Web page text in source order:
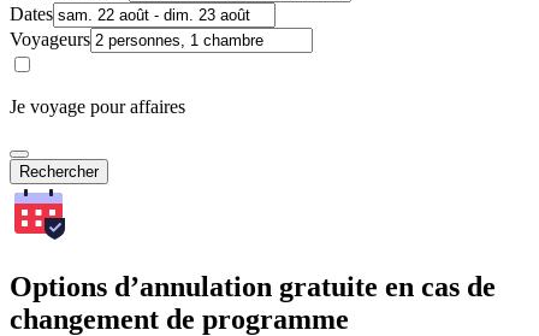
Dates
Voyageurs
Je voyage pour affaires
Rechercher
Options d’annulation gratuite en cas de
changement de programme